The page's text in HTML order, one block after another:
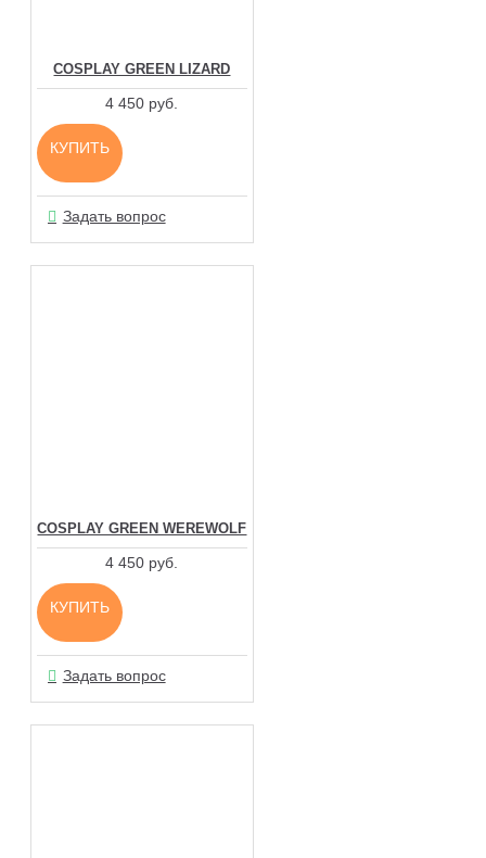
COSPLAY GREEN LIZARD
4 450 руб.
КУПИТЬ
Задать вопрос
COSPLAY GREEN WEREWOLF
4 450 руб.
КУПИТЬ
Задать вопрос